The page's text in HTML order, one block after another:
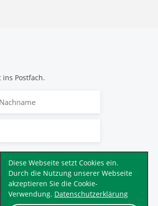
Diese Webseite setzt Cookies ein.
Durch die Nutzung unserer Webseite
akzeptieren Sie die Cookie-
Verwendung. Datenschutzerklärung
Postfach.
.*